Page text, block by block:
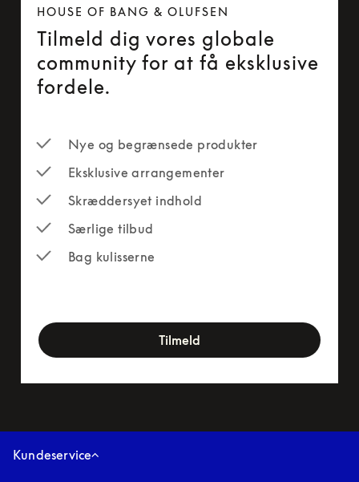
HOUSE OF BANG & OLUFSEN
Tilmeld dig vores globale
community for at få eksklusive
fordele.
Nye og begrænsede produkter
Eksklusive arrangementer
Skræddersyet indhold
Særlige tilbud
Bag kulisserne
Tilmeld
Kundeservice